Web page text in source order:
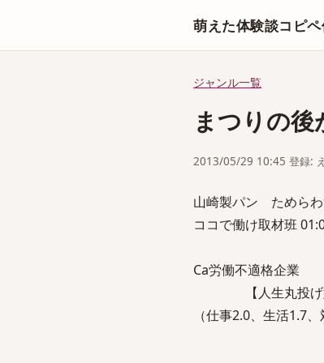
萌えた体験談コピ
ジャンル一覧
まつりの
2013/05/29 10:45 登録:
山崎製パン ためらわ
ココで働け取材班
Ca労働不適格企業
【人生丸投げ
（仕事2.0、生活1.7、